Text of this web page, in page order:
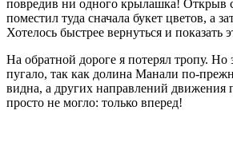
повредив ни одного крылашка! Открыв
поместил туда сначала букет цветов, а
Хотелось быстрее вернуться и показать
На обратной дороге я потерял тропу. Но
пугало, так как долина Манали по-
видна, а других направлений движения
просто не могло: только вперед!